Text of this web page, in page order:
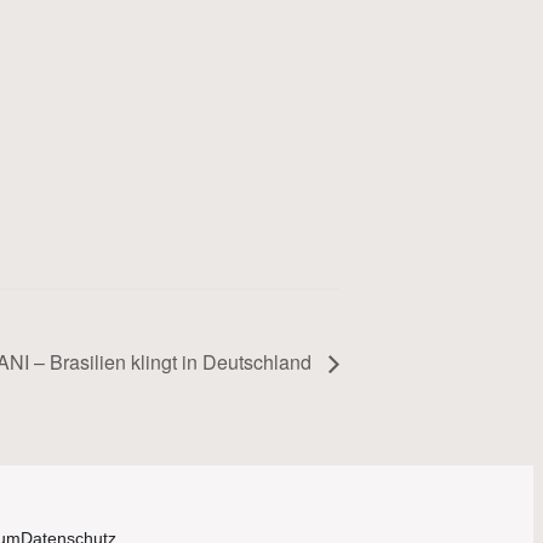
– Brasilien klingt in Deutschland
Datenschutz